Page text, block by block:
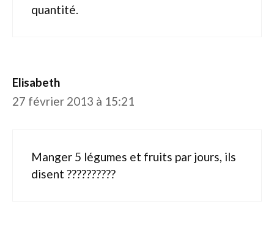
quantité.
Elisabeth
27 février 2013 à 15:21
Manger 5 légumes et fruits par jours, ils
disent ??????????